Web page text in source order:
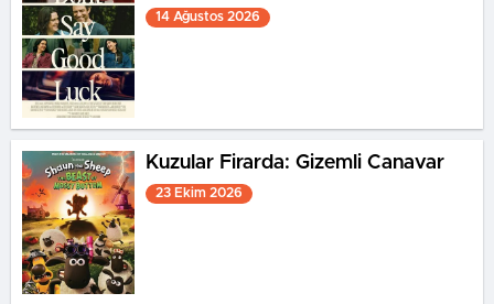
14 Ağustos 2026
Kuzular Firarda: Gizemli Canavar
23 Ekim 2026